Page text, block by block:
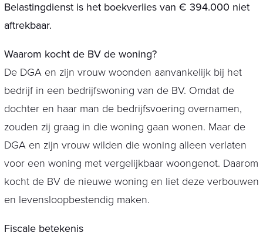
Belastingdienst is het boekverlies van € 394.000 niet
aftrekbaar.
Waarom kocht de BV de woning?
De DGA en zijn vrouw woonden aanvankelijk bij het
bedrijf in een bedrijfswoning van de BV. Omdat de
dochter en haar man de bedrijfsvoering overnamen,
zouden zij graag in die woning gaan wonen. Maar de
DGA en zijn vrouw wilden die woning alleen verlaten
voor een woning met vergelijkbaar woongenot. Daarom
kocht de BV de nieuwe woning en liet deze verbouwen
en levensloopbestendig maken.
Fiscale betekenis